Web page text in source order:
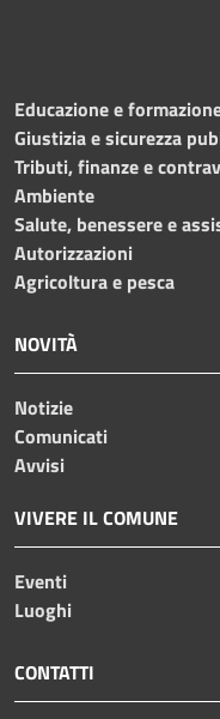
Educazione e
Giustizia e sicurezza
Tributi, finanze e
Ambiente
Salute, benessere e
Autorizzazioni
Agricoltura e pesca
NOVITÀ
Notizie
Comunicati
Avvisi
VIVERE IL COMUNE
Eventi
Luoghi
CONTATTI